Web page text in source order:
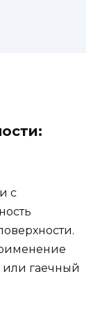
с
или гаечный